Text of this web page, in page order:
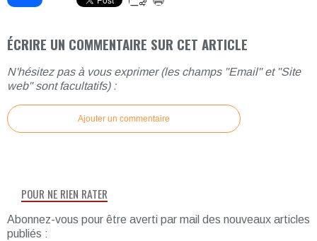
ÉCRIRE UN COMMENTAIRE SUR CET ARTICLE
N'hésitez pas à vous exprimer (les champs "Email" et "Site
web" sont facultatifs) :
Ajouter un commentaire
POUR NE RIEN RATER
Abonnez-vous pour être averti par mail des nouveaux articles
publiés :